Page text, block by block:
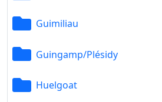
Guimiliau
Guingamp/Plésidy
Huelgoat